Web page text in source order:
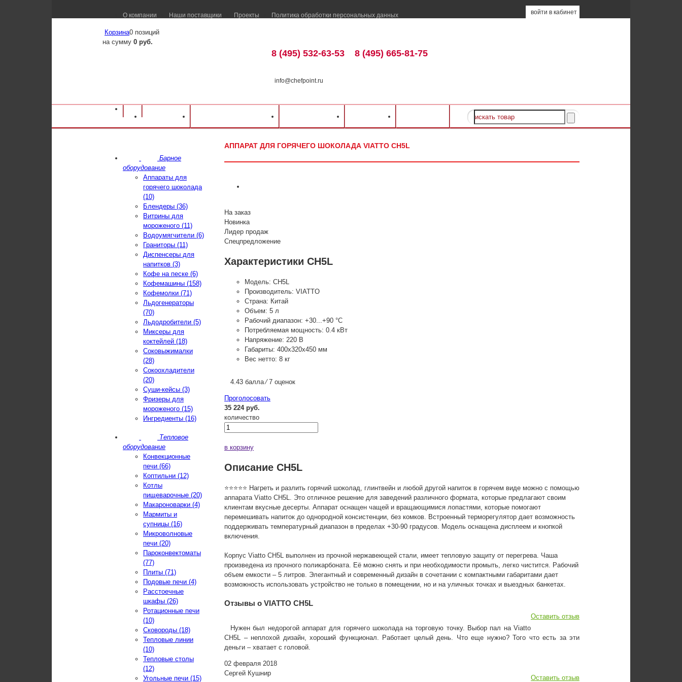
войти в кабинет
О компании Наши поставщики Проекты Политика обработки персональных данных
Корзина0 позиций
на сумму 0 руб.
8 (495) 532-63-53
info@chefpoint.ru
8 (495) 665-81-75
Оборудование для ресторанов и кафе
АППАРАТ ДЛЯ ГОРЯЧЕГО ШОКОЛАДА VIATTO CH5L
На заказ
Новинка
Лидер продаж
Спецпредложение
Характеристики CH5L
Модель: CH5L
Производитель: VIATTO
Страна: Китай
Объем: 5 л
Рабочий диапазон: +30...+90 °С
Потребляемая мощность: 0.4 кВт
Напряжение: 220 В
Габариты: 400х320х450 мм
Вес нетто: 8 кг
4.43 балла ⁄ 7 оценок
Проголосовать
35 224 руб.
количество
в корзину
Описание CH5L
⭐⭐⭐⭐⭐ Нагреть и разлить горячий шоколад, глинтвейн и любой другой напиток в горячем виде можно с помощью
аппарата Viatto CH5L. Это отличное решение для заведений различного формата, которые предлагают своим
клиентам вкусные десерты. Аппарат оснащен чащей и вращающимися лопастями, которые помогают
перемешивать напиток до однородной консистенции, без комков. Встроенный терморегулятор дает возможность
поддерживать температурный диапазон в пределах +30-90 градусов. Модель оснащена дисплеем и кнопкой
включения.
Корпус Viatto CH5L выполнен из прочной нержавеющей стали, имеет тепловую защиту от перегрева. Чаша
произведена из прочного поликарбоната. Её можно снять и при необходимости промыть, легко чистится. Рабочий
объем емкости – 5 литров. Элегантный и современный дизайн в сочетании с компактными габаритами дает
возможность использовать устройство не только в помещении, но и на уличных точках и выездных банкетах.
Отзывы о VIATTO CH5L
Оставить отзыв
Нужен был недорогой аппарат для горячего шоколада на торговую точку. Выбор пал на Viatto
CH5L – неплохой дизайн, хороший функционал. Работает целый день. Что еще нужно? Того что есть за эти
деньги – хватает с головой.
02 февраля 2018
Сергей Кушнир
Оставить отзыв
Барное
оборудование
Аппараты для
горячего шоколада
(10)
Блендеры (36)
Витрины для
мороженого (11)
Водоумягчители (6)
Граниторы (11)
Диспенсеры для
напитков (3)
Кофе на песке (6)
Кофемашины (158)
Кофемолки (71)
Льдогенераторы
(70)
Льдодробители (5)
Миксеры для
коктейлей (18)
Соковыжималки
(28)
Сокоохладители
(20)
Суши-кейсы (3)
Фризеры для
мороженого (15)
Ингредиенты (16)
Тепловое
оборудование
Конвекционные
печи (66)
Коптильни (12)
Котлы
пищеварочные (20)
Макароноварки (4)
Мармиты и
супницы (16)
Микроволновые
печи (20)
Пароконвектоматы
(77)
Плиты (71)
Подовые печи (4)
Расстоечные
шкафы (26)
Ротационные печи
(10)
Сковороды (18)
Тепловые линии
(10)
Тепловые столы
(12)
Угольные печи (15)